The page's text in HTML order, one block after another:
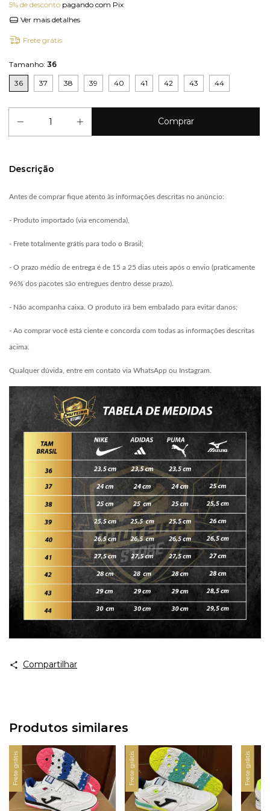
5% de desconto pagando com Pix
Ver mais detalhes
Frete grátis
Tamanho: 36
36 37 38 39 40 41 42 43 44
Descrição
Antes de comprar fique atento às informações descritas no anúncio:
- Produto importado (via encomenda),
- Frete totalmente grátis para todo o Brasil;
- O prazo médio de entrega é de 15 a 25 dias uteis após o envio (praticamente
96% dos pacotes são entregues dentro desse prazo).
- Não acompanha caixa. O produto irá bem embalado para evitar danos;
- Ao comprar você está ciente e concorda com todas as informações descritas
acima.
Qualquer dúvida, entre em contato via WhatsApp ou Instagram.
Compartilhar
Produtos similares
Frete grátis Frete grátis Frete grátis